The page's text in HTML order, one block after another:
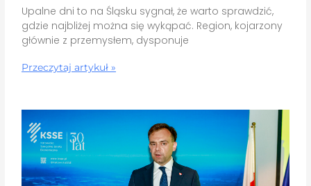
Upalne dni to na Śląsku sygnał, że warto sprawdzić,
gdzie najbliżej można się wykąpać. Region, kojarzony
głównie z przemysłem, dysponuje
Przeczytaj artykuł »